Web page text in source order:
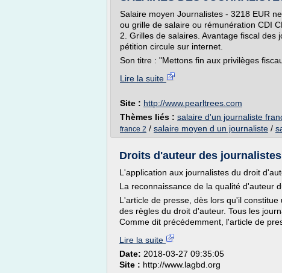
Salaire moyen Journalistes - 3218 EUR
ou grille de salaire ou rémunération CDI
2. Grilles de salaires. Avantage fiscal
pétition circule sur internet.
Son titre : "Mettons fin aux privilèges
Lire la suite
Site : http://www.pearltrees.com
Thèmes liés : salaire d'un journaliste
france 2 / salaire moyen d un journaliste /
Droits d'auteur des
L'application aux journalistes du droit
La reconnaissance de la qualité d'auteur
L'article de presse, dès lors qu'il
des règles du droit d'auteur. Tous les
Comme dit précédemment, l'article de
Lire la suite
Date: 2018-03-27 09:35:05
Site : http://www.lagbd.org